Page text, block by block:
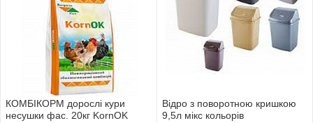
КОМБIКОРМ дорослi кури
несушки фас. 20кг KornOK
Вiдро з поворотною кришкою
9,5л мiкс кольорiв